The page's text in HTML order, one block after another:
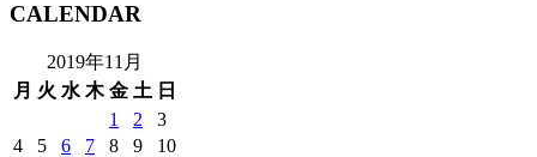
CALENDAR
2019年11月
月 火 水 木 金 土 日
1
2
3
4
5 6 7 8 9
10